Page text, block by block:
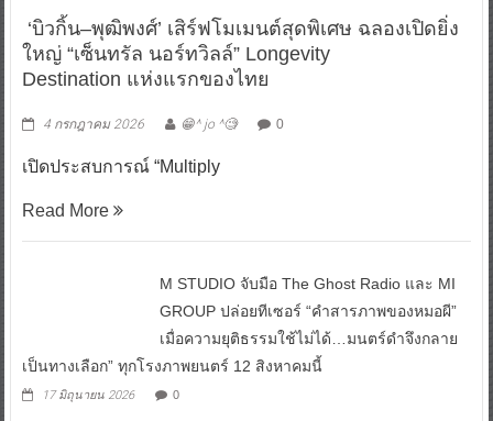
‘บิวกิ้น–พุฒิพงศ์’ เสิร์ฟโมเมนต์สุดพิเศษ ฉลองเปิดยิ่ง
ใหญ่ “เซ็นทรัล นอร์ทวิลล์” Longevity
Destination แห่งแรกของไทย
4 กรกฎาคม 2026 😁^ jo ^🧐 0
เปิดประสบการณ์ “Multiply
Read More
M STUDIO จับมือ The Ghost Radio และ MI
GROUP ปล่อยทีเซอร์ “คำสารภาพของหมอผี”
เมื่อความยุติธรรมใช้ไม่ได้…มนตร์ดำจึงกลาย
เป็นทางเลือก” ทุกโรงภาพยนตร์ 12 สิงหาคมนี้
17 มิถุนายน 2026 0